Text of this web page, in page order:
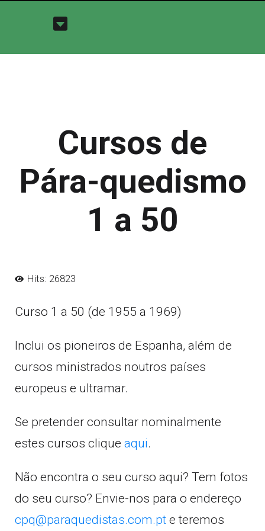
Cursos de
Pára-quedismo
1 a 50
Hits: 26823
Curso 1 a 50 (de 1955 a 1969)
Inclui os pioneiros de Espanha, além de
cursos ministrados noutros países
europeus e ultramar.
Se pretender consultar nominalmente
estes cursos clique aqui.
Não encontra o seu curso aqui? Tem fotos
do seu curso? Envie-nos para o endereço
cpq@paraquedistas.com.pt e teremos